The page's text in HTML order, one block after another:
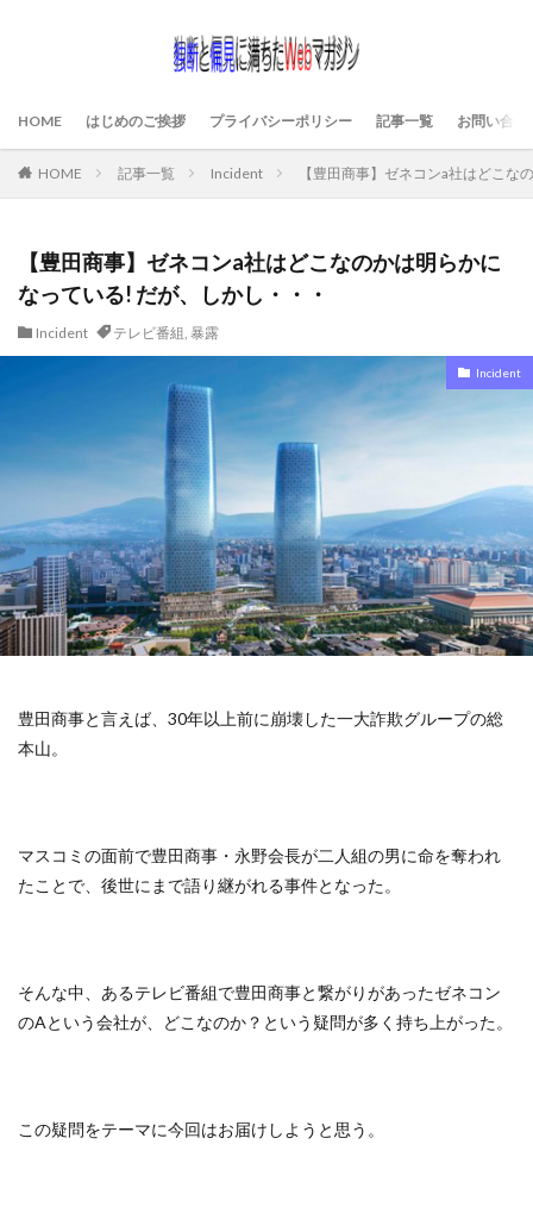
HOME はじめのご挨拶 プライバシーポリシー 記事一覧 お問い合わ
HOME 記事一覧 Incident 【豊田商事】ゼネコンa社はどこ
【豊田商事】ゼネコンa社はどこなのかは明らかに
なっている! だが、しかし・・・
Incident テレビ番組, 暴露
Incident
豊田商事と言えば、30年以上前に崩壊した一大詐欺グループの総
本山。
マスコミの面前で豊田商事・永野会長が二人組の男に命を奪われ
たことで、後世にまで語り継がれる事件となった。
そんな中、あるテレビ番組で豊田商事と繋がりがあったゼネコン
のAという会社が、どこなのか？という疑問が多く持ち上がった。
この疑問をテーマに今回はお届けしようと思う。